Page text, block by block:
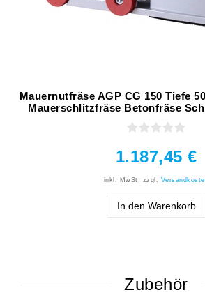
Mauernutfräse AGP CG 150 Tiefe
Mauerschlitzfräse Betonfräse
1.187,45 €
inkl. MwSt. zzgl.
In den Warenkorb
Zubehör